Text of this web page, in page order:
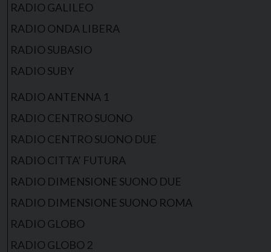
RADIO GALILEO
RADIO ONDA LIBERA
RADIO SUBASIO
RADIO SUBY
RADIO ANTENNA 1
RADIO CENTRO SUONO
RADIO CENTRO SUONO DUE
RADIO CITTA’ FUTURA
RADIO DIMENSIONE SUONO DUE
RADIO DIMENSIONE SUONO ROMA
RADIO GLOBO
RADIO GLOBO 2